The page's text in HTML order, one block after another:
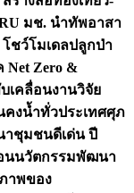
มช. นำทัพอาสา
โชว์โมเดลปลูกป่า
Zero &
เคลื่อนงานวิจัย
งน้ำทั่วประเทศศุภ
าชุมชนดีเด่น ปี
อนนวัตกรรมพัฒนา
าพของ